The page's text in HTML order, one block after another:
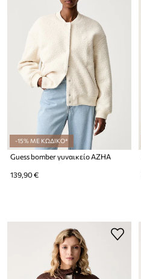
-15% ΜΕ ΚΩΔΙΚΟ*
Guess bomber γυναικείο AZHA
139,90 €